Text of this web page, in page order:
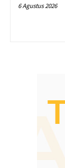
6 Agustus 2026